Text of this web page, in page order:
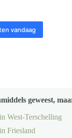
vandaag
geweest,
West-Terschelling
Friesland